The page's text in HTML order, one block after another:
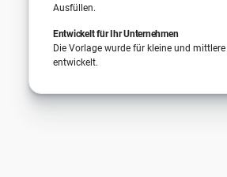
Ausfüllen.
Entwickelt für Ihr Unternehmen
Die Vorlage wurde für kleine und
entwickelt.